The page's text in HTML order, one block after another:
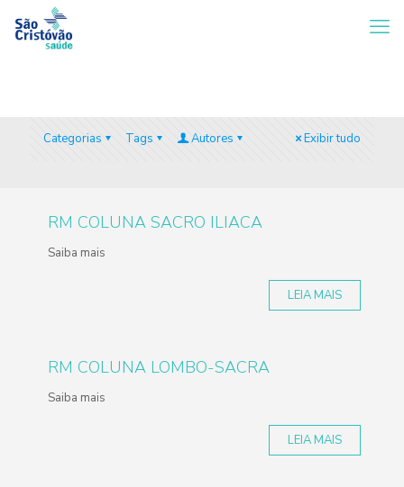
Categorias Tags Autores Exibir tudo
RM COLUNA SACRO ILIACA
Saiba mais
LEIA MAIS
RM COLUNA LOMBO-SACRA
Saiba mais
LEIA MAIS